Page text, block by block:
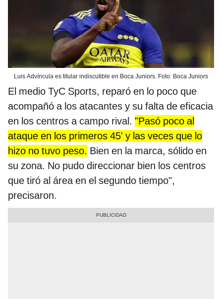
Luis Advíncula es titular indiscutible en Boca Juniors. Foto: Boca Juniors
El medio TyC Sports, reparó en lo poco que
acompañó a los atacantes y su falta de eficacia
en los centros a campo rival. "Pasó poco al
ataque en los primeros 45' y las veces que lo
hizo no tuvo peso. Bien en la marca, sólido en
su zona. No pudo direccionar bien los centros
que tiró al área en el segundo tiempo",
precisaron.